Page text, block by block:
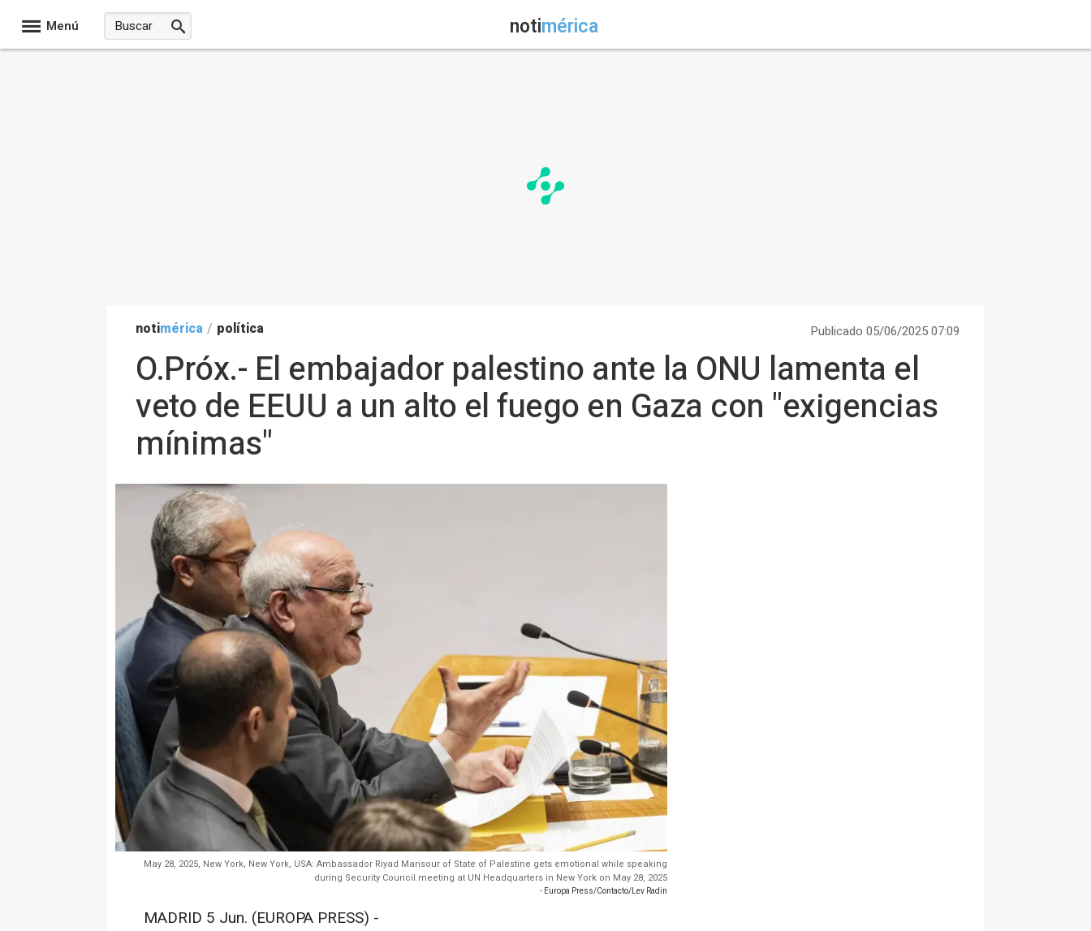
Menú notimérica
notimérica / política Publicado 05/06/2025 07:09
O.Próx.- El embajador palestino ante la ONU lamenta el
veto de EEUU a un alto el fuego en Gaza con "exigencias
mínimas"
May 28, 2025, New York, New York, USA: Ambassador Riyad Mansour of State of Palestine gets emotional while speaking
during Security Council meeting at UN Headquarters in New York on May 28, 2025
- Europa Press/Contacto/Lev Radin
MADRID 5 Jun. (EUROPA PRESS) -